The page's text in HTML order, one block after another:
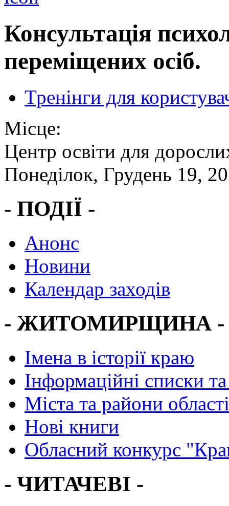
Консультація
переміщених осіб.
Тренінги для
Місце:
Центр освіти для
Понеділок, Грудень 19,
- ПОДІЇ -
Анонс
Новини
Календар заходів
- ЖИТОМИРЩИНА -
Імена в історії краю
Інформаційні списки
Міста та райони області
Нові книги
Обласний конкурс
- ЧИТАЧЕВІ -